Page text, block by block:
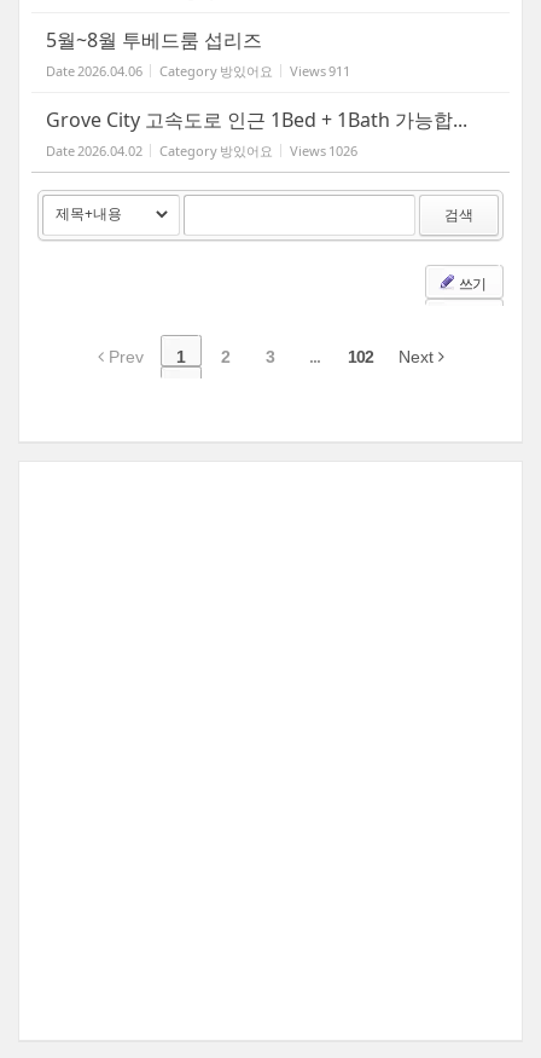
5월~8월 투베드룸 섭리즈
Date2026.04.06 Category 방있어요 Views911
Grove City 고속도로 인근 1Bed + 1Bath 가능합...
Date2026.04.02 Category 방있어요 Views 1026
검색
쓰기
Prev 1 2 3 ... 102 Next